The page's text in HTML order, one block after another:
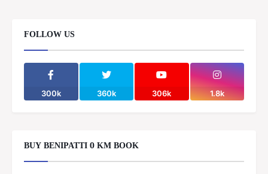
FOLLOW US
300k 360k 306k 1.8k
BUY BENIPATTI 0 KM BOOK